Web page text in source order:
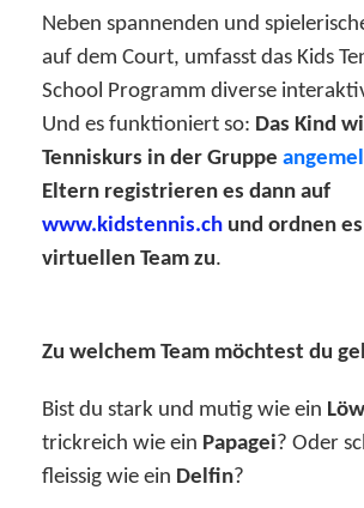
Neben spannenden und
auf dem Court, umfasst das Kids
School Programm diverse
Und es funktioniert so: Das Kind
Tenniskurs in der Gruppe
Eltern registrieren es dann auf
www.kidstennis.ch und ordnen
virtuellen Team zu.
Zu welchem Team möchtest du
Bist du stark und mutig wie ein
trickreich wie ein Papagei? Oder
fleissig wie ein Delfin?